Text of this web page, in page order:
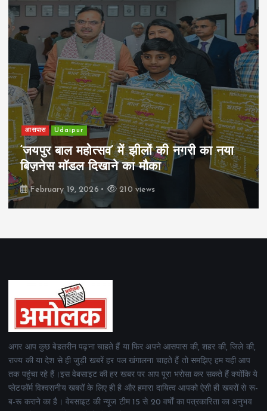
खेल Udaipur
पिम्स मेवाड़ कप 2026: क्रॉसवर्ड व आदित्यम
रियल स्टेट्स ने मुकाबले जीते
February 19, 2026 162 views
अगर आप कुछ बेहतरीन पढ़ना चाहते हैं या फिर अपने आसपास की, शहर की, जिले की,
राज्य की या देश से ही जुड़ी खबरें हर पल खंगालना चाहते हैं तो समझिए हम यही आप
तक पहुंचा रहे हैं।इस वेबसाइट की हर खबर पर आप पूरा भरोसा कर सकते हैं क्योंकि ये
प्लेटफॉर्म विश्वसनीय खबरों के लिए ही है और हमारा दायित्व आपको ऐसी ही खबरों से रू-
ब-रू कराने का है। वेबसाइट की न्यूज टीम 15 से 20 वर्षों का पत्रकारिता का अनुभव